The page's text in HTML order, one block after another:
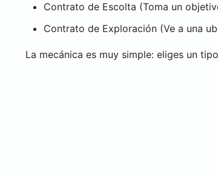
Contrato de Escolta (Toma un
Contrato de Exploración (Ve a una
La mecánica es muy simple: eliges un